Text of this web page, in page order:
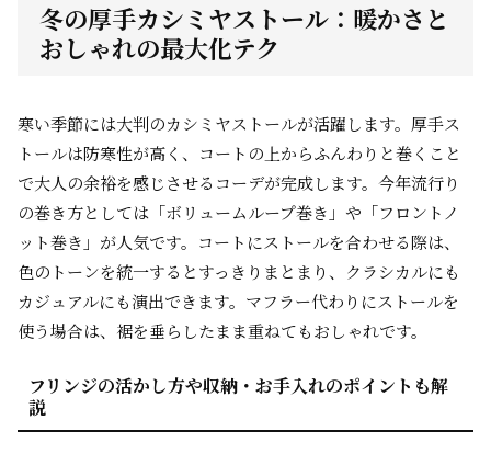
冬の厚手カシミヤストール：暖かさと
おしゃれの最大化テク
寒い季節には大判のカシミヤストールが活躍します。厚手ス
トールは防寒性が高く、コートの上からふんわりと巻くこと
で大人の余裕を感じさせるコーデが完成します。今年流行り
の巻き方としては「ボリュームループ巻き」や「フロントノ
ット巻き」が人気です。コートにストールを合わせる際は、
色のトーンを統一するとすっきりまとまり、クラシカルにも
カジュアルにも演出できます。マフラー代わりにストールを
使う場合は、裾を垂らしたまま重ねてもおしゃれです。
フリンジの活かし方や収納・お手入れのポイントも解
説